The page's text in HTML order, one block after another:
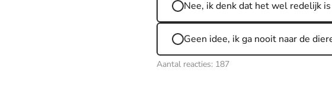
Nee, ik denk dat het wel redelijk is
Geen idee, ik ga nooit naar de
Aantal reacties: 187